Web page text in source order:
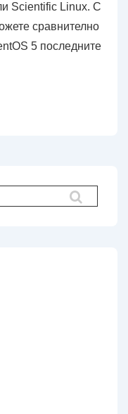
Scientific Linux. С
сравнително
5 последните